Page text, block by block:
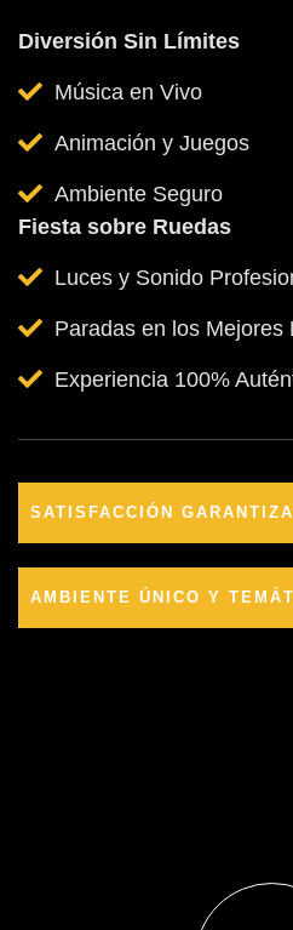
Diversión Sin Límites
Música en Vivo
Animación y Juegos
Ambiente Seguro
Fiesta sobre Ruedas
Luces y Sonido
Paradas en los Mejores
Experiencia 100%
SATISFACCIÓN
AMBIENTE ÚNICO Y